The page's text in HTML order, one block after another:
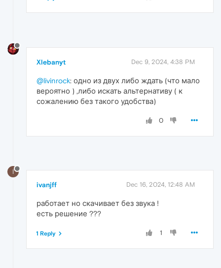
Xlebanyt Dec 9, 2024, 4:38 PM
@livinrock: одно из двух либо ждать (что мало
вероятно ) ,либо искать альтернативу ( к
сожалению без такого удобства)
0
I
ivanjff Dec 16, 2024, 12:48 AM
работает но скачивает без звука !
есть решение ???
1
1 Reply